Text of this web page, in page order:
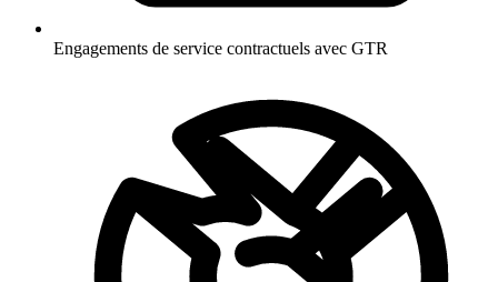
Engagements de service contractuels avec GTR